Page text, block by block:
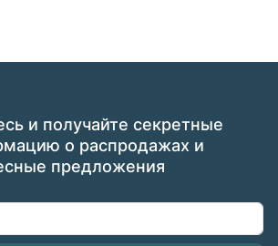
и получайте секретные
о распродажах и
предложения